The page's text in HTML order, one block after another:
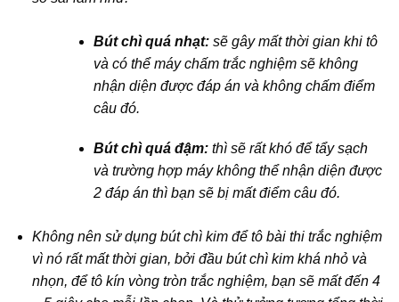
Bút chì quá nhạt:sẽ gây mất thời gian khi tô
và có thể máy chấm trắc nghiệm sẽ không
nhận diện được đáp án và không chấm điểm
câu đó.
Bút chì quá đậm:thì sẽ rất khó để tẩy sạch
và trường hợp máy không thể nhận diện được
2 đáp án thì bạn sẽ bị mất điểm câu đó.
Không nên sử dụng bút chì kim để tô bài thi trắc nghiệm
vì nó rất mất thời gian, bởi đầu bút chì kim khá nhỏ và
nhọn, để tô kín vòng tròn trắc nghiệm, bạn sẽ mất đến 4